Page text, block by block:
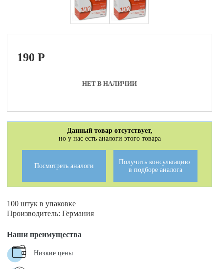
190P
НЕТ В НАЛИЧИИ
Данный товар отсутствует,
но у нас есть аналоги этого товара
Посмотреть аналоги
Получить консультацию
в подборе аналога
100 штук в упаковке
Производитель: Германия
Наши преимущества
Низкие цены